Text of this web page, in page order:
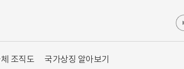
조직도 국가상징 알아보기